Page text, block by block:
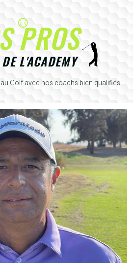
PROS
L'ACADEMY
Golf avec nos coachs bien qualifiés.